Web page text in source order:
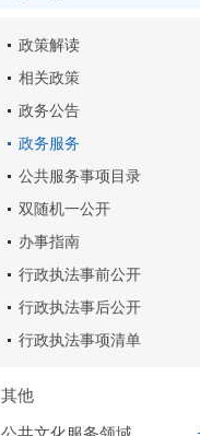
政策解读
相关政策
政务公告
政务服务
公共服务事项目录
双随机一公开
办事指南
行政执法事前公开
行政执法事后公开
行政执法事项清单
其他